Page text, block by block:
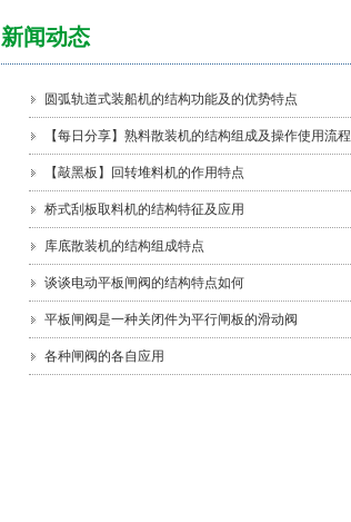
新闻动态
圆弧轨道式装船机的结构功能及的优势特点
【每日分享】熟料散装机的结构组成及操作使用流程
【敲黑板】回转堆料机的作用特点
桥式刮板取料机的结构特征及应用
库底散装机的结构组成特点
谈谈电动平板闸阀的结构特点如何
平板闸阀是一种关闭件为平行闸板的滑动阀
各种闸阀的各自应用